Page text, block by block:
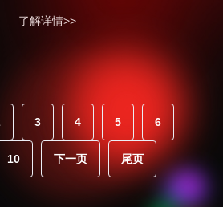
了解详情>>
3 4 5 6
10 下一页 尾页